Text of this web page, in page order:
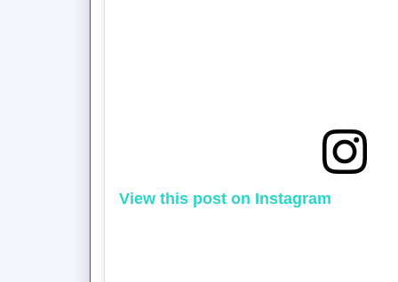
View this post on Instagram